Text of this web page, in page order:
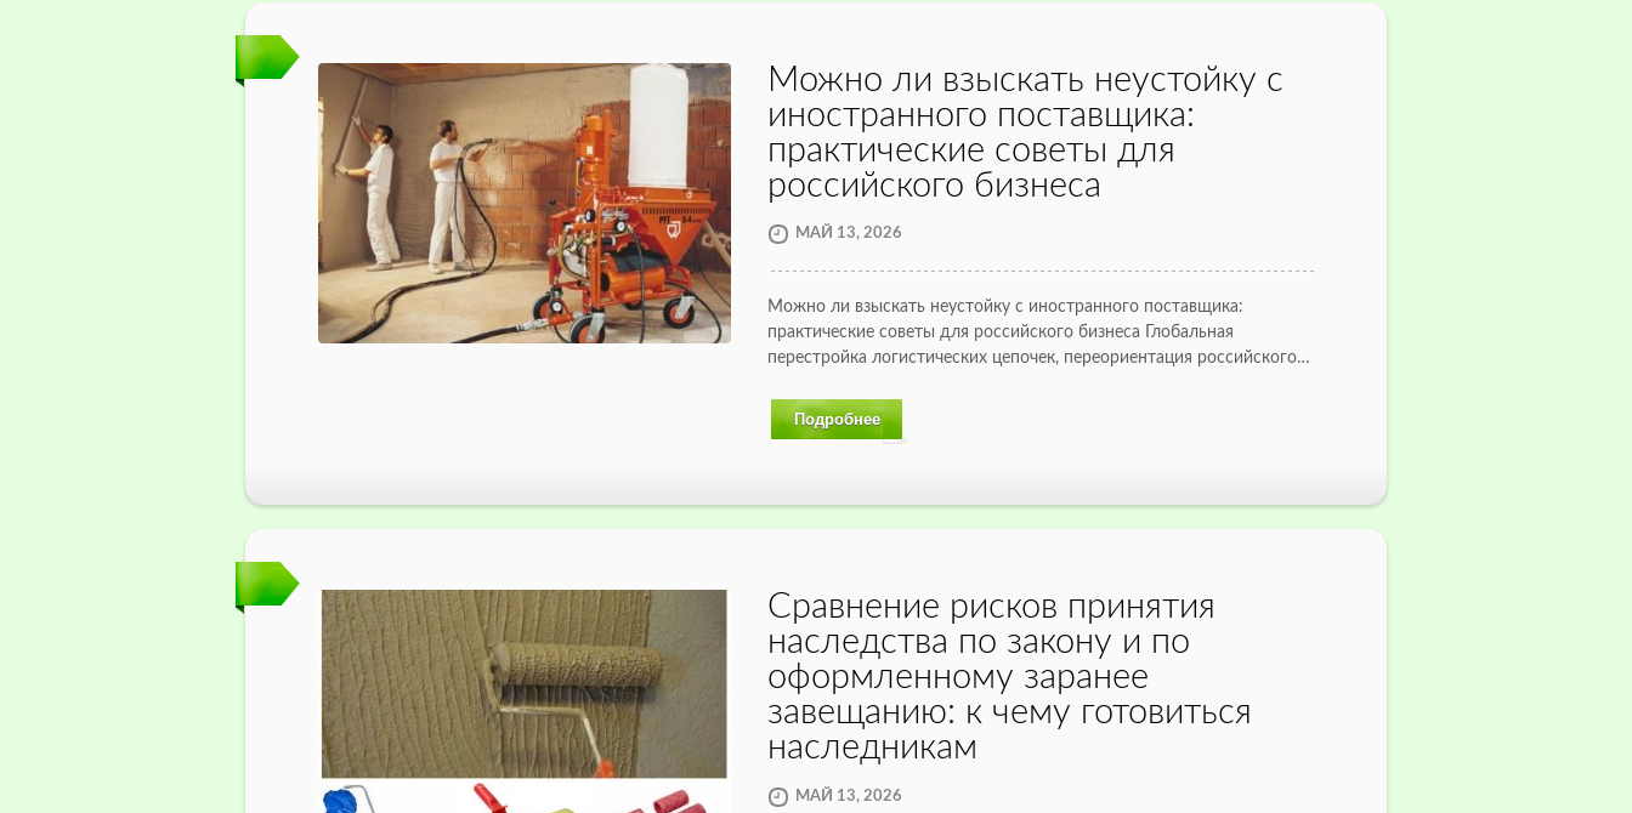
Можно ли взыскать неустойку с
иностранного поставщика:
практические советы для
российского бизнеса
МАЙ 13, 2026
Можно ли взыскать неустойку с иностранного поставщика:
практические советы для российского бизнеса Глобальная
перестройка логистических цепочек, переориентация российского…
Подробнее
Сравнение рисков принятия
наследства по закону и по
оформленному заранее
завещанию: к чему готовиться
наследникам
МАЙ 13, 2026